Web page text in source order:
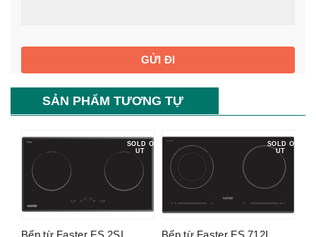
SẢN PHẨM TƯƠNG TỰ
SOLD O
UT
Bếp từ Faster FS 2SI
SOLD O
UT
Bếp từ Faster FS 712I